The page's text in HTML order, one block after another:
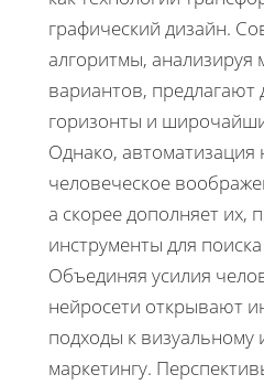
графический дизайн.
алгоритмы, анализируя
вариантов,
горизонты и
Однако, автоматизация
человеческое
а скорее дополняет их,
инструменты для
Объединяя усилия
нейросети открывают
подходы к визуальному
маркетингу.